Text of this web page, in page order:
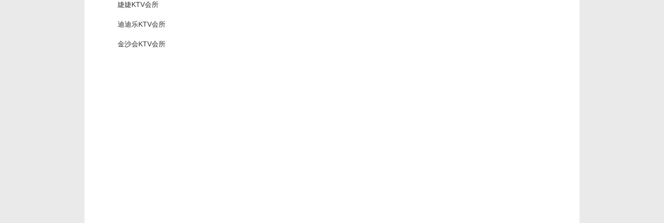
婕婕KTV会所
迪迪乐KTV会所
金沙会KTV会所